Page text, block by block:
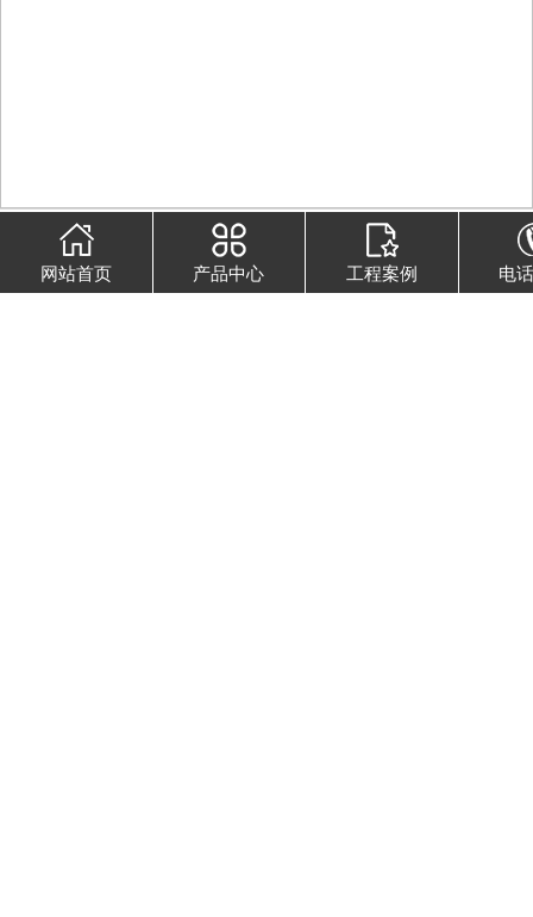
-醇酸树脂防锈漆
网站首页 产品中心 工程案例 电